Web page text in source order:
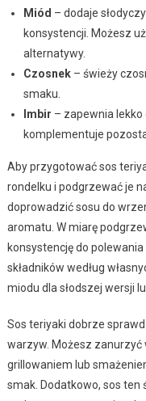
Miód – dodaje
konsystencji. Możesz
alternatywy.
Czosnek– świeży
smaku.
Imbir – zapewnia
komplementuje
Aby przygotować sos
rondelku i podgrzewać je
doprowadzić sosu do
aromatu. W miarę
konsystencję do
składników według
miodu dla słodszej wersji
Sos teriyaki dobrze
warzyw. Możesz zanurzyć
grillowaniem lub
smak. Dodatkowo, sos ten